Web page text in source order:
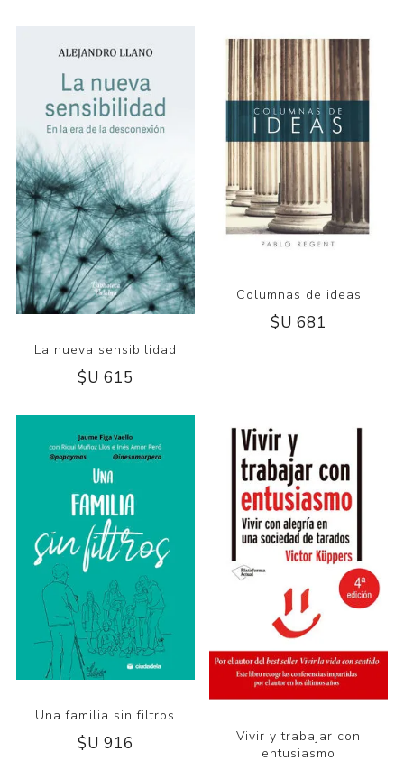
La nueva sensibilidad
$U 615
Columnas de ideas
$U 681
Una familia sin filtros
$U 916
Vivir y trabajar con
entusiasmo